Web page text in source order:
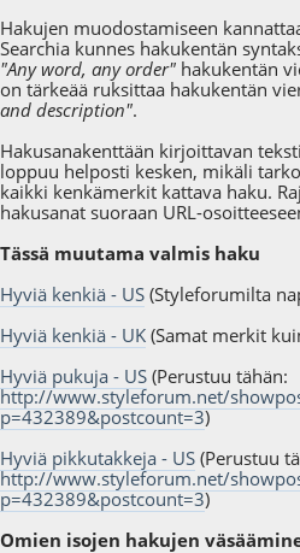
Hakujen muodostamiseen
Searchia kunnes hakukentän
"Any word, any order" hakukentän
on tärkeää ruksittaa hakukentän
and description".
Hakusanakenttään kirjoittavan
loppuu helposti kesken, mikäli
kaikki kenkämerkit kattava haku.
hakusanat suoraan URL-
Tässä muutama valmis haku
Hyviä kenkiä - US (Styleforumilta
Hyviä kenkiä - UK (Samat merkit
Hyviä pukuja - US (Perustuu tähän:
http://www.styleforum.net/
p=432389&postcount=3)
Hyviä pikkutakkeja - US (Perustuu
http://www.styleforum.net/
p=432389&postcount=3)
Omien isojen hakujen